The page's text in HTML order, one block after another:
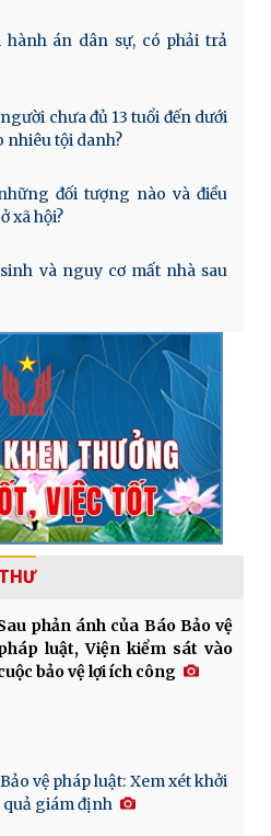
án dân sự, có phải trả
chưa đủ 13 tuổi đến dưới
nhiêu tội danh?
đối tượng nào và điều
xã hội?
và nguy cơ mất nhà sau
phản ánh của Báo Bảo vệ
luật, Viện kiểm sát vào
bảo vệ lợi ích công
vệ pháp luật: Xem xét khởi
quả giám định